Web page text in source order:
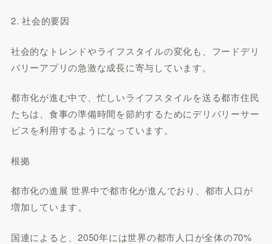
2. 社会的要因
社会的なトレンドやライフスタイルの変化も、フードデリ
バリーアプリの急激な成長に寄与しています。
都市化が進む中で、忙しいライフスタイルを送る都市住民
たちは、食事の準備時間を節約するためにデリバリーサー
ビスを利用するようになっています。
根拠
都市化の進展 世界中で都市化が進んでおり、都市人口が
増加しています。
国連によると、2050年には世界の都市人口が全体の70%